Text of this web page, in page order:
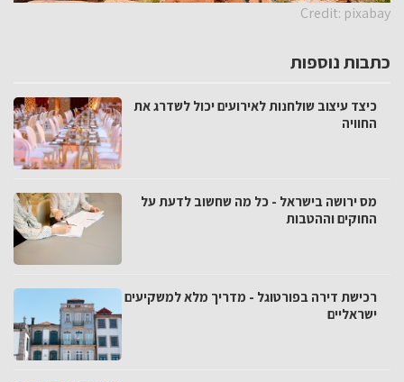
Credit: pixabay
כתבות נוספות
כיצד עיצוב שולחנות לאירועים יכול לשדרג את
החוויה
מס ירושה בישראל - כל מה שחשוב לדעת על
החוקים וההטבות
רכישת דירה בפורטוגל - מדריך מלא למשקיעים
ישראליים